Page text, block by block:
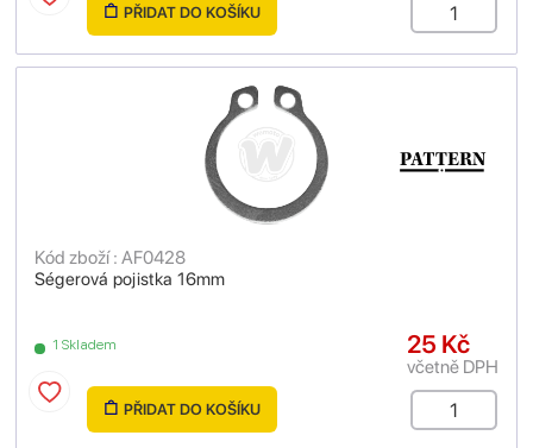
PŘIDAT DO KOŠÍKU
Ségerová pojistka 16mm
Kód zboží : AF0428
1 Skladem 25 Kč
včetně DPH
PŘIDAT DO KOŠÍKU